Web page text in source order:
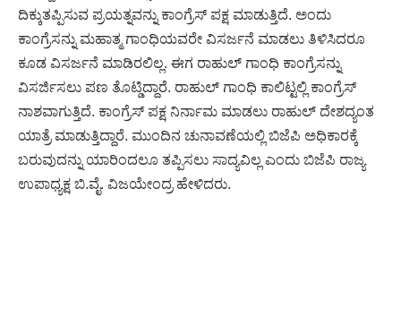
ದಿಕ್ಕುತಪ್ಪಿಸುವ ಪ್ರಯತ್ನವನ್ನು ಕಾಂಗ್ರೆಸ್ ಪಕ್ಷ ಮಾಡುತ್ತಿದೆ. ಅಂದು
ಕಾಂಗ್ರೆಸನ್ನು ಮಹಾತ್ಮ ಗಾಂಧಿಯವರೇ ವಿಸರ್ಜನೆ ಮಾಡಲು ತಿಳಿಸಿದರೂ
ಕೂಡ ವಿಸರ್ಜನೆ ಮಾಡಿರಲಿಲ್ಲ. ಈಗ ರಾಹುಲ್ ಗಾಂಧಿ ಕಾಂಗ್ರೆಸನ್ನು
ವಿಸರ್ಜಿಸಲು ಪಣ ತೊಟ್ಡಿದ್ದಾರೆ. ರಾಹುಲ್ ಗಾಂಧಿ ಕಾಲಿಟ್ಟಲ್ಲಿ ಕಾಂಗ್ರೆಸ್
ನಾಶವಾಗುತ್ತಿದೆ. ಕಾಂಗ್ರೆಸ್ ಪಕ್ಷ ನಿರ್ನಾಮ ಮಾಡಲು ರಾಹುಲ್ ದೇಶದ್ಯಂತ
ಯಾತ್ರೆ ಮಾಡುತ್ತಿದ್ದಾರೆ. ಮುಂದಿನ ಚುನಾವಣೆಯಲ್ಲಿ ಬಿಜೆಪಿ ಅಧಿಕಾರಕ್ಕೆ
ಬರುವುದನ್ನು ಯಾರಿಂದಲೂ ತಪ್ಪಿಸಲು ಸಾದ್ಯವಿಲ್ಲ ಎಂದು ಬಿಜೆಪಿ ರಾಜ್ಯ
ಉಪಾಧ್ಯಕ್ಷ ಬಿ.ವೈ. ವಿಜಯೇಂದ್ರ ಹೇಳಿದರು.